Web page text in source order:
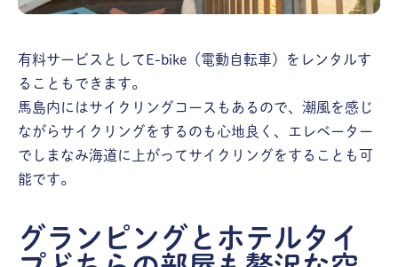
有料サービスとしてE-bike（電動自転車）をレンタルす
ることもできます。
馬島内にはサイクリングコースもあるので、潮風を感じ
ながらサイクリングをするのも心地良く、エレベーター
でしまなみ海道に上がってサイクリングをすることも可
能です。
グランピングとホテルタイ